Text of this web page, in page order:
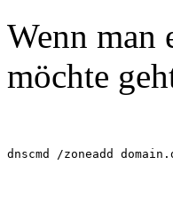
Wenn man
möchte
dnscmd /zoneadd